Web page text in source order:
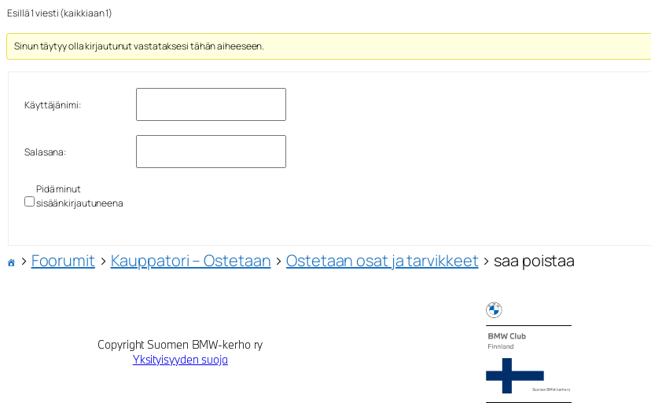
Esillä 1 viesti (kaikkiaan 1)
Sinun täytyy olla kirjautunut vastataksesi tähän aiheeseen.
Käyttäjänimi:
Salasana:
Pidä minut
sisäänkirjautuneena
› Foorumit › Kauppatori – Ostetaan › Ostetaan osat ja tarvikkeet › saa poistaa
Copyright Suomen BMW-kerho ry
Yksityisyyden suoja